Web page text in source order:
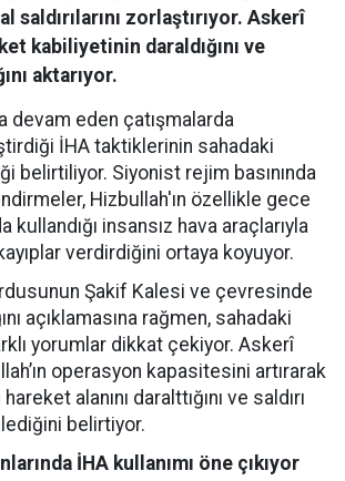
saldırılarını zorlaştırıyor. Askerî
kabiliyetinin daraldığını ve
aktarıyor.
devam eden çatışmalarda
İHA taktiklerinin sahadaki
belirtiliyor. Siyonist rejim basınında
Hizbullah'ın özellikle gece
kullandığı insansız hava araçlarıyla
verdirdiğini ortaya koyuyor.
Şakif Kalesi ve çevresinde
açıklamasına rağmen, sahadaki
yorumlar dikkat çekiyor. Askerî
operasyon kapasitesini artırarak
alanını daralttığını ve saldırı
belirtiyor.
İHA kullanımı öne çıkıyor